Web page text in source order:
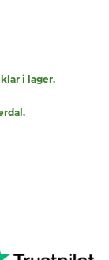
i lager.